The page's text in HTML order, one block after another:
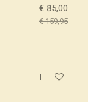
€ 85,00
€ 159,95
Houd mij op